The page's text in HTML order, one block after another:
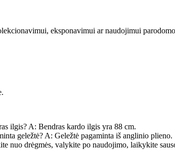
eksponavimui ar naudojimui
ilgis? A: Bendras kardo ilgis yra 88 cm.
geležtė? A: Geležtė pagaminta iš anglinio plieno.
nuo drėgmės, valykite po naudojimo, laikykite